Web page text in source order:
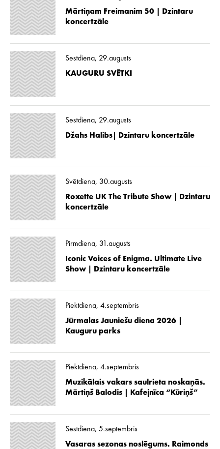
Mārtiņam Freimanim 50 | Dzintaru
koncertzāle
Sestdiena, 29.augusts
KAUGURU SVĒTKI
Sestdiena, 29.augusts
Džahs Halibs| Dzintaru koncertzāle
Svētdiena, 30.augusts
Roxette UK The Tribute Show | Dzintaru
koncertzāle
Pirmdiena, 31.augusts
Iconic Voices of Enigma. Ultimate Live
Show | Dzintaru koncertzāle
Piektdiena, 4.septembris
Jūrmalas Jauniešu diena 2026 |
Kauguru parks
Piektdiena, 4.septembris
Muzikālais vakars saulrieta noskaņās.
Mārtiņš Balodis | Kafejnīca “Kūriņš”
Sestdiena, 5.septembris
Vasaras sezonas noslēgums. Raimonds